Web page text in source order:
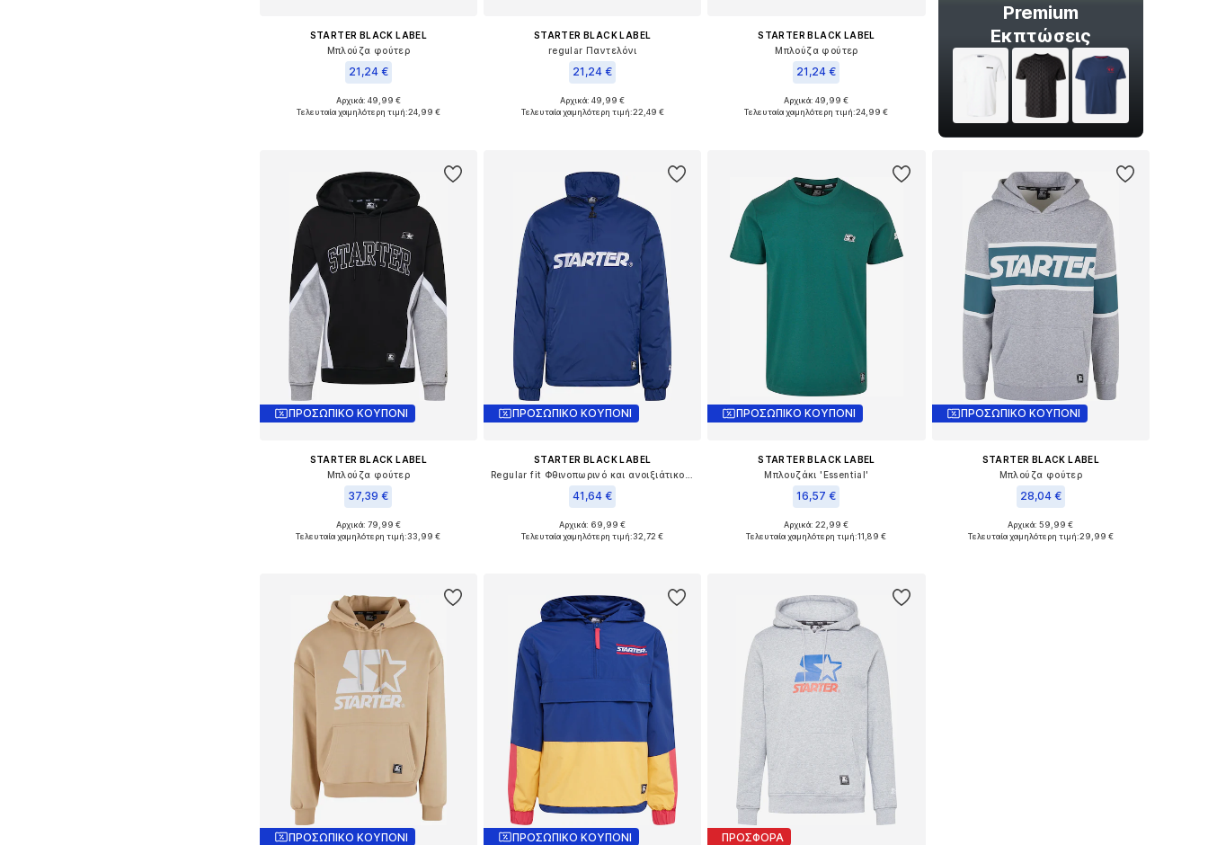
STARTER BLACK LABEL
Μπλούζα φούτερ
21,24 €
Διαθέσιμα μεγέθη: S
Αρχικά: 49,99 €
Τελευταία χαμηλότερη τιμή:24,99 €
STARTER BLACK LABEL
regular Παντελόνι
21,24 €
Διαθέσιμα μεγέθη: 31-32
Αρχικά: 49,99 €
Τελευταία χαμηλότερη τιμή:22,49 €
STARTER BLACK LABEL
Μπλούζα φούτερ
21,24 €
Διαθέσιμα μεγέθη: S
Αρχικά: 49,99 €
Τελευταία χαμηλότερη τιμή:24,99 €
Premium
Εκπτώσεις
ΠΡΟΣΩΠΙΚΟ ΚΟΥΠΟΝΙ
STARTER BLACK LABEL
Μπλούζα φούτερ
37,39 €
Διαθέσιμα μεγέθη: S
Αρχικά: 79,99 €
Τελευταία χαμηλότερη τιμή:33,99 €
ΠΡΟΣΩΠΙΚΟ ΚΟΥΠΟΝΙ
STARTER BLACK LABEL
41,64 €
Διαθέσιμα μεγέθη: S
Αρχικά: 69,99 €
Τελευταία χαμηλότερη τιμή:32,72 €
ΠΡΟΣΩΠΙΚΟ ΚΟΥΠΟΝΙ
STARTER BLACK LABEL
Μπλουζάκι 'Essential'
16,57 €
Διαθέσιμα μεγέθη: S
Αρχικά: 22,99 €
Τελευταία χαμηλότερη τιμή:11,89 €
ΠΡΟΣΩΠΙΚΟ ΚΟΥΠΟΝΙ
STARTER BLACK LABEL
Μπλούζα φούτερ
28,04 €
Διαθέσιμα μεγέθη: M
Αρχικά: 59,99 €
Τελευταία χαμηλότερη τιμή:29,99 €
ΠΡΟΣΩΠΙΚΟ ΚΟΥΠΟΝΙ ΠΡΟΣΩΠΙΚΟ ΚΟΥΠΟΝΙ ΠΡΟΣΦΟΡΑ